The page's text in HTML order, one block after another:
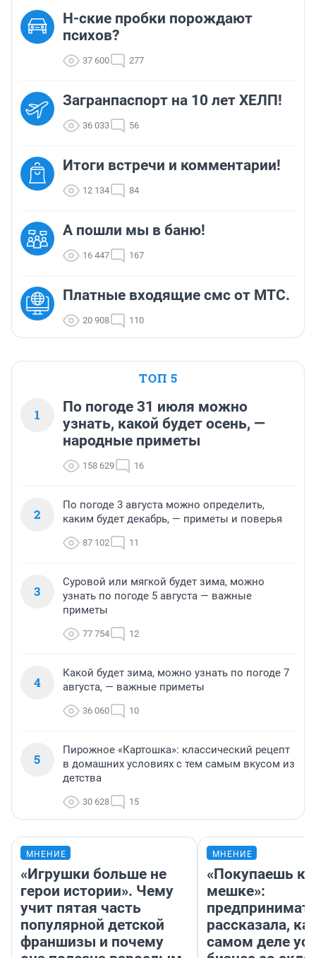
Н-ские пробки порождают
психов?
37 600 277
Загранпаспорт на 10 лет ХЕЛП!
36 033 56
Итоги встречи и комментарии!
12 134 84
А пошли мы в баню!
16 447 167
Платные входящие смс от МТС.
20 908 110
ТОП 5
1
По погоде 31 июля можно
узнать, какой будет осень, —
народные приметы
158 629 16
2
По погоде 3 августа можно определить,
каким будет декабрь, — приметы и поверья
87 102 11
3
Суровой или мягкой будет зима, можно
узнать по погоде 5 августа — важные
приметы
77 754 12
4
Какой будет зима, можно узнать по погоде 7
августа, — важные приметы
36 060 10
5
Пирожное «Картошка»: классический рецепт
в домашних условиях с тем самым вкусом из
детства
30 628 15
МНЕНИЕ
«Игрушки больше не
герои истории». Чему
учит пятая часть
популярной детской
франшизы и почему
МНЕНИЕ
«Покупаешь
мешке»:
рассказала,
самом деле